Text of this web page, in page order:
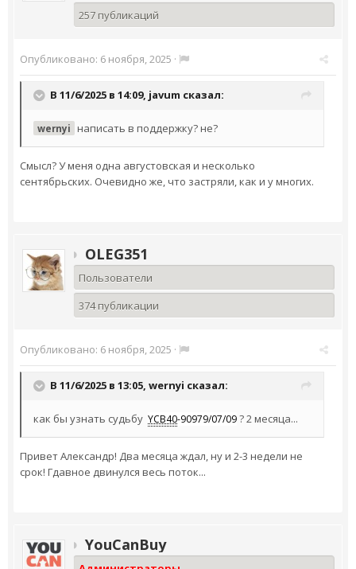
257 публикаций
Опубликовано: 6 ноября, 2025 ·
В 11/6/2025 в 14:09, javum сказал:
wernyi написать в поддержку? не?
Смысл? У меня одна августовская и несколько
сентябрьских. Очевидно же, что застряли, как и у многих.
OLEG351
Пользователи
374 публикации
Опубликовано: 6 ноября, 2025 ·
В 11/6/2025 в 13:05, wernyi сказал:
как бы узнать судьбу YCB40-90979/07/09? 2 месяца...
Привет Александр! Два месяца ждал, ну и 2-3 недели не
срок! Гдавное двинулся весь поток...
YouCanBuy